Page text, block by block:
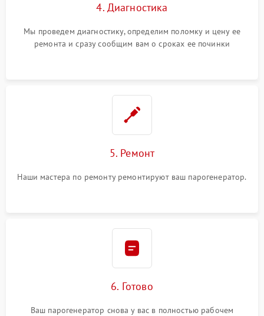
4. Диагностика
Мы проведем диагностику, определим поломку и цену ее
ремонта и сразу сообщим вам о сроках ее починки
5. Ремонт
Наши мастера по ремонту ремонтируют ваш парогенератор.
6. Готово
Ваш парогенератор снова у вас в полностью рабочем